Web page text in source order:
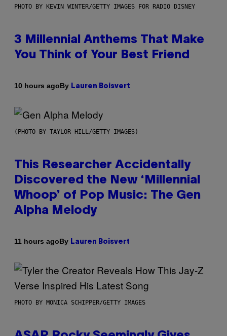
PHOTO BY KEVIN WINTER/GETTY IMAGES FOR RADIO DISNEY
3 Millennial Anthems That Make
You Think of Your Best Friend
10 hours agoBy Lauren Boisvert
(PHOTO BY TAYLOR HILL/GETTY IMAGES)
This Researcher Accidentally
Discovered the New ‘Millennial
Whoop’ of Pop Music: The Gen
Alpha Melody
11 hours agoBy Lauren Boisvert
PHOTO BY MONICA SCHIPPER/GETTY IMAGES